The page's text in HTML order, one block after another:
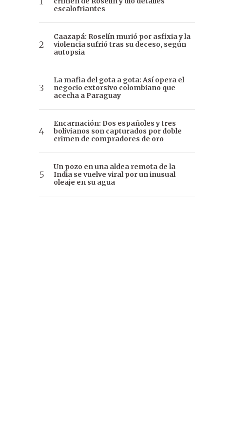
escalofriantes
Caazapá: Roselín murió por asfixia y la
violencia sufrió tras su deceso, según
autopsia
La mafia del gota a gota: Así opera el
negocio extorsivo colombiano que
acecha a Paraguay
Encarnación: Dos españoles y tres
bolivianos son capturados por doble
crimen de compradores de oro
Un pozo en una aldea remota de la
India se vuelve viral por un inusual
oleaje en su agua